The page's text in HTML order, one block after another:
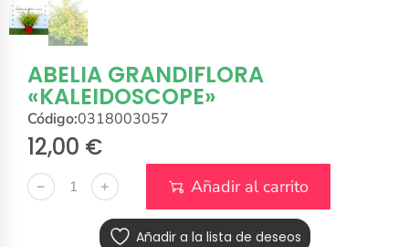
ABELIA GRANDIFLORA
«KALEIDOSCOPE»
Código:0318003057
12,00 €
﹣ ﹢ Añadir al carrito
Añadir a la lista de deseos